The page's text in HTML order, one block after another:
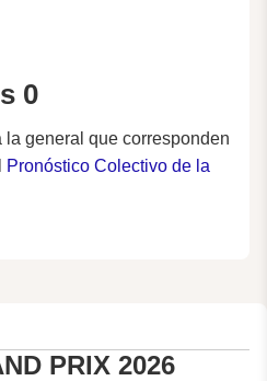
0
la general que corresponden
Pronóstico Colectivo de la
PRIX 2026